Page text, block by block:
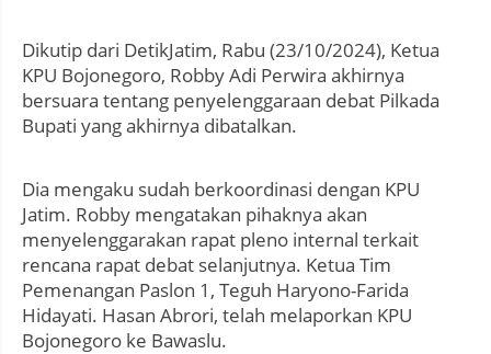
Dikutip dari DetikJatim, Rabu (23/10/2024), Ketua
KPU Bojonegoro, Robby Adi Perwira akhirnya
bersuara tentang penyelenggaraan debat Pilkada
Bupati yang akhirnya dibatalkan.
Dia mengaku sudah berkoordinasi dengan KPU
Jatim. Robby mengatakan pihaknya akan
menyelenggarakan rapat pleno internal terkait
rencana rapat debat selanjutnya. Ketua Tim
Pemenangan Paslon 1, Teguh Haryono-Farida
Hidayati. Hasan Abrori, telah melaporkan KPU
Bojonegoro ke Bawaslu.